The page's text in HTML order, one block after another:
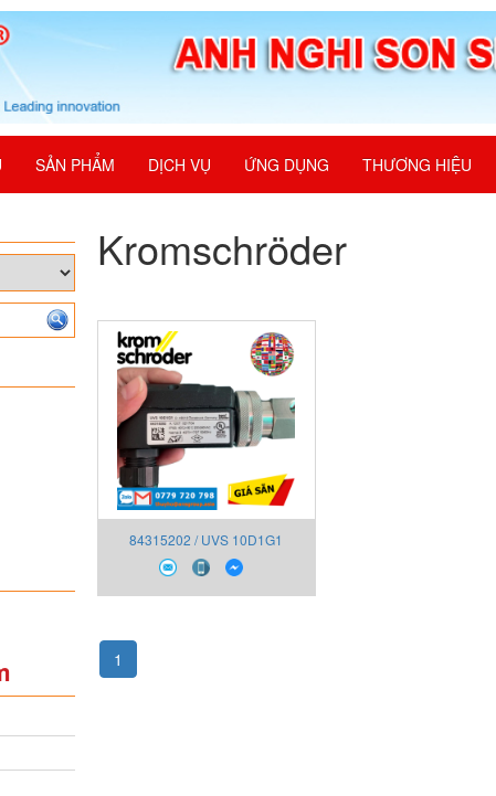
SẢN PHẨM DỊCH VỤ ỨNG DỤNG THƯƠNG HIỆU
Kromschröder
84315202 / UVS 10D1G1
Kromschröder Vietnam,UV-
sensor
1